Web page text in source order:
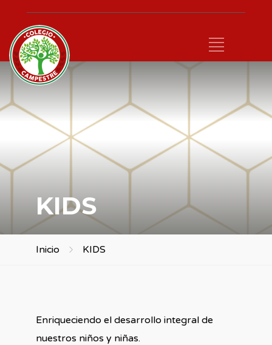
KIDS
Inicio KIDS
Enriqueciendo el desarrollo integral de
nuestros niños y niñas.